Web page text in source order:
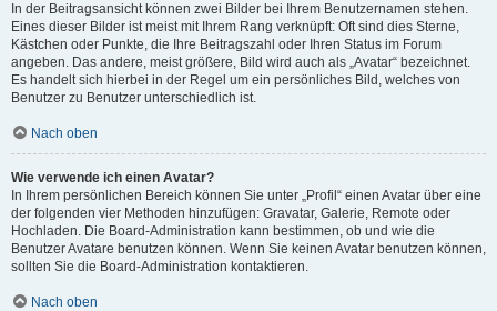
In der Beitragsansicht können zwei Bilder bei Ihrem Benutzernamen stehen.
Eines dieser Bilder ist meist mit Ihrem Rang verknüpft: Oft sind dies Sterne,
Kästchen oder Punkte, die Ihre Beitragszahl oder Ihren Status im Forum
angeben. Das andere, meist größere, Bild wird auch als „Avatar“ bezeichnet.
Es handelt sich hierbei in der Regel um ein persönliches Bild, welches von
Benutzer zu Benutzer unterschiedlich ist.
Nach oben
Wie verwende ich einen Avatar?
In Ihrem persönlichen Bereich können Sie unter „Profil“ einen Avatar über eine
der folgenden vier Methoden hinzufügen: Gravatar, Galerie, Remote oder
Hochladen. Die Board-Administration kann bestimmen, ob und wie die
Benutzer Avatare benutzen können. Wenn Sie keinen Avatar benutzen können,
sollten Sie die Board-Administration kontaktieren.
Nach oben